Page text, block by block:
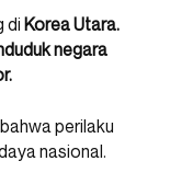
diKorea Utara.
negara
perilaku
nasional.